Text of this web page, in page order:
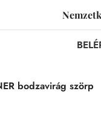
bodzavirág szörp